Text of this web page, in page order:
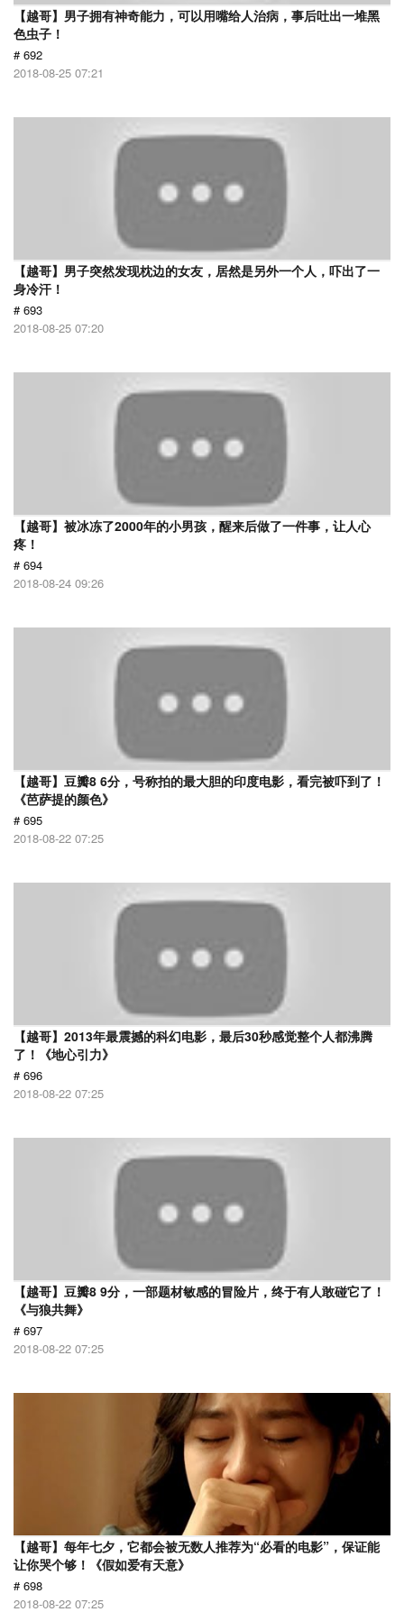
【越哥】男子拥有神奇能力，可以用嘴给人治病，事后吐出一堆黑
色虫子！
# 692
2018-08-25 07:21
【越哥】男子突然发现枕边的女友，居然是另外一个人，吓出了一
身冷汗！
# 693
2018-08-25 07:20
【越哥】被冰冻了2000年的小男孩，醒来后做了一件事，让人心
疼！
# 694
2018-08-24 09:26
【越哥】豆瓣8 6分，号称拍的最大胆的印度电影，看完被吓到了！
《芭萨提的颜色》
# 695
2018-08-22 07:25
【越哥】2013年最震撼的科幻电影，最后30秒感觉整个人都沸腾
了！《地心引力》
# 696
2018-08-22 07:25
【越哥】豆瓣8 9分，一部题材敏感的冒险片，终于有人敢碰它了！
《与狼共舞》
# 697
2018-08-22 07:25
【越哥】每年七夕，它都会被无数人推荐为“必看的电影”，保证能
让你哭个够！《假如爱有天意》
# 698
2018-08-22 07:25